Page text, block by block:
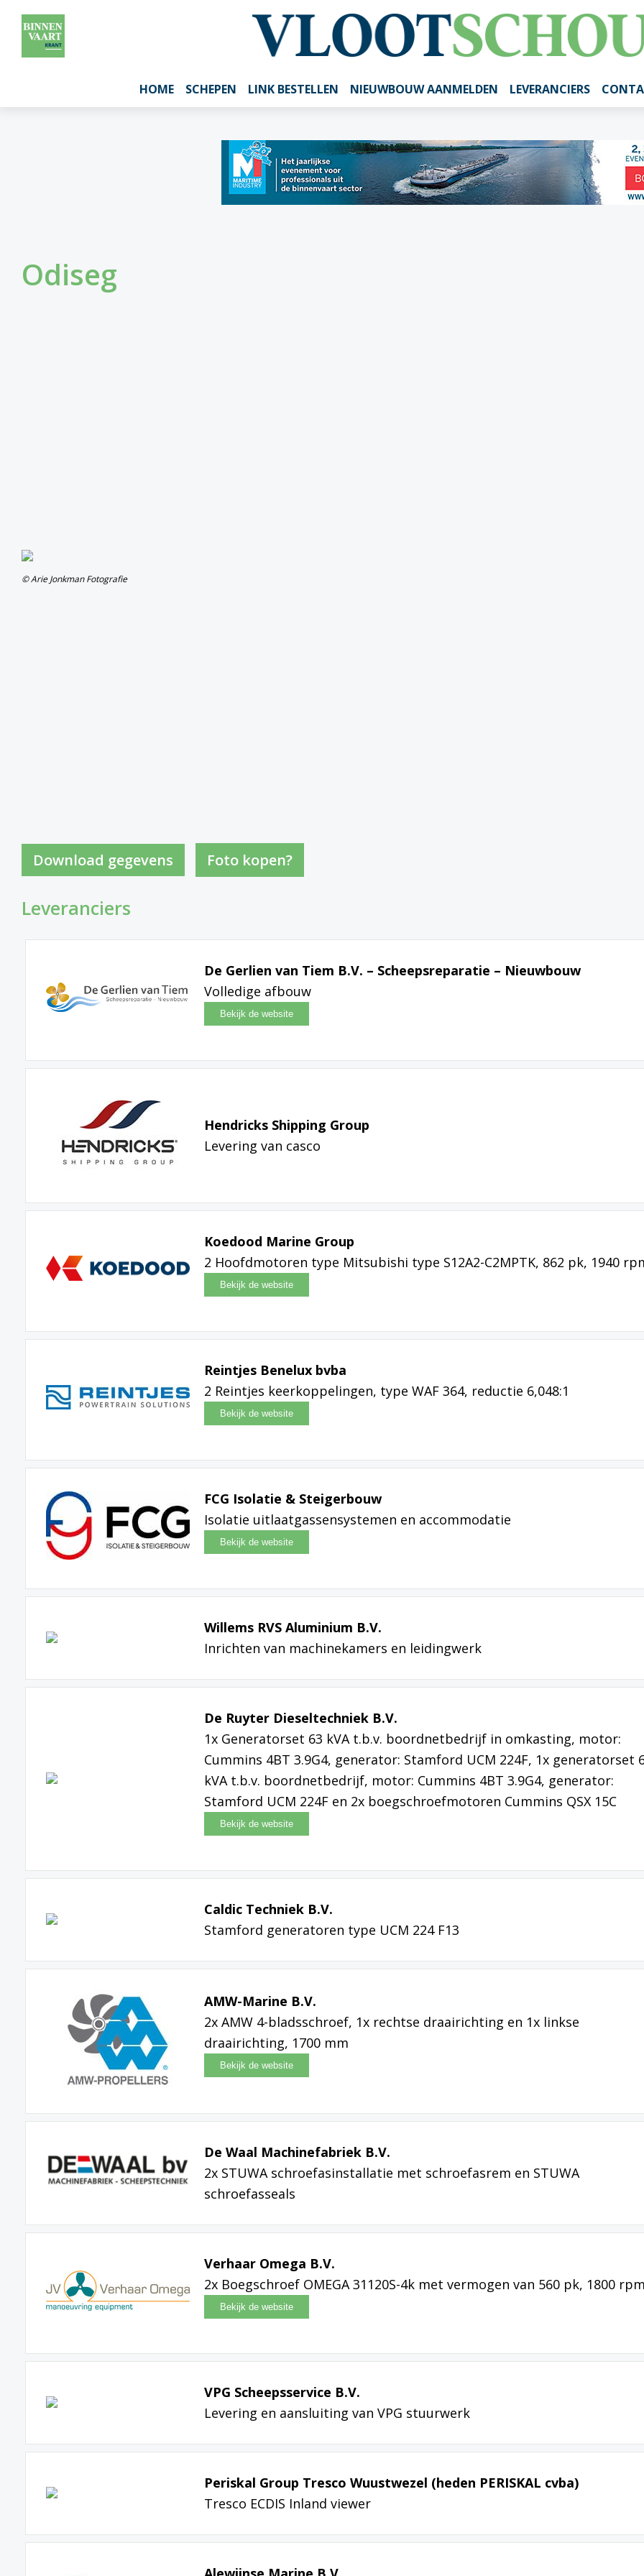
HOME SCHEPEN LINK BESTELLEN NIEUWBOUW AANMELDEN LEVERANCIERS
Odiseg
© Arie Jonkman Fotografie
Foto kopen?
Leveranciers
De Gerlien van Tiem B.V. – Scheepsreparatie – Nieuwbouw
Volledige afbouw
Hendricks Shipping Group
Levering van casco
Koedood Marine Group
2 Hoofdmotoren type Mitsubishi type S12A2-C2MPTK, 862 pk, 1940
Reintjes Benelux bvba
2 Reintjes keerkoppelingen, type WAF 364, reductie 6,048:1
FCG Isolatie & Steigerbouw
Isolatie uitlaatgassensystemen en accommodatie
Willems RVS Aluminium B.V.
Inrichten van machinekamers en leidingwerk
De Ruyter Dieseltechniek B.V.
1x Generatorset 63 kVA t.b.v. boordnetbedrijf in omkasting, motor:
Cummins 4BT 3.9G4, generator: Stamford UCM 224F, 1x generatorset
kVA t.b.v. boordnetbedrijf, motor: Cummins 4BT 3.9G4, generator:
Stamford UCM 224F en 2x boegschroefmotoren Cummins QSX 15C
Caldic Techniek B.V.
Stamford generatoren type UCM 224 F13
AMW-Marine B.V.
2x AMW 4-bladsschroef, 1x rechtse draairichting en 1x linkse
draairichting, 1700 mm
De Waal Machinefabriek B.V.
2x STUWA schroefasinstallatie met schroefasrem en STUWA
schroefasseals
Verhaar Omega B.V.
2x Boegschroef OMEGA 31120S-4k met vermogen van 560 pk, 1800
VPG Scheepsservice B.V.
Levering en aansluiting van VPG stuurwerk
Periskal Group Tresco Wuustwezel (heden PERISKAL cvba)
Tresco ECDIS Inland viewer